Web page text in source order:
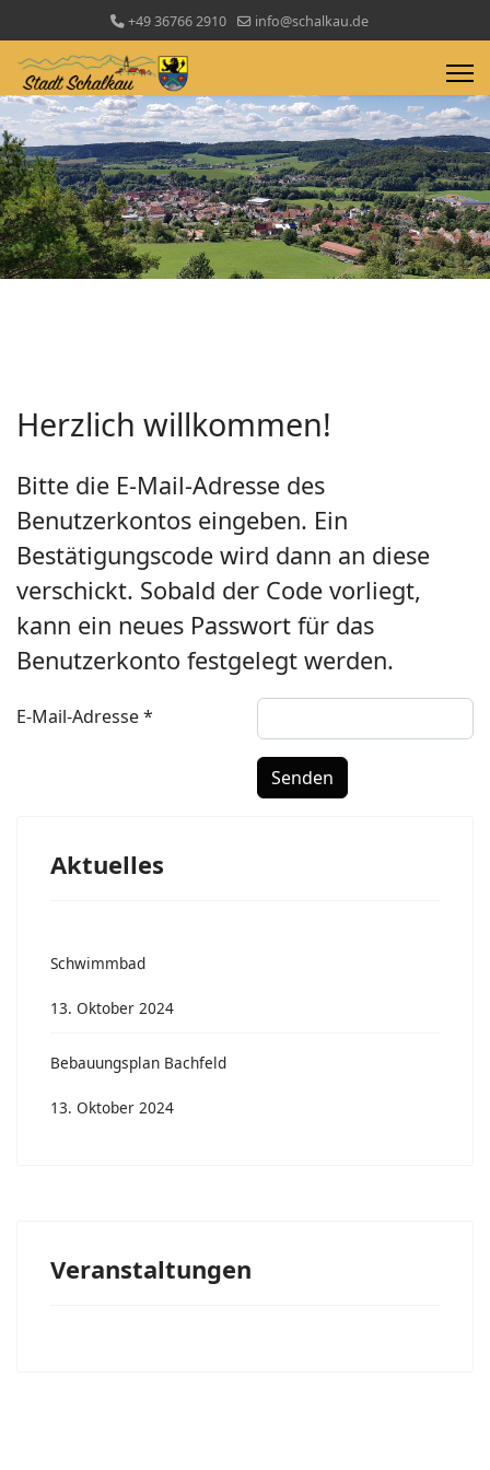
+49 36766 2910 info@schalkau.de
Herzlich willkommen!
Bitte die E-Mail-Adresse des
Benutzerkontos eingeben. Ein
Bestätigungscode wird dann an diese
verschickt. Sobald der Code vorliegt,
kann ein neues Passwort für das
Benutzerkonto festgelegt werden.
E-Mail-Adresse*
Senden
Aktuelles
Schwimmbad
13. Oktober 2024
Bebauungsplan Bachfeld
13. Oktober 2024
Veranstaltungen